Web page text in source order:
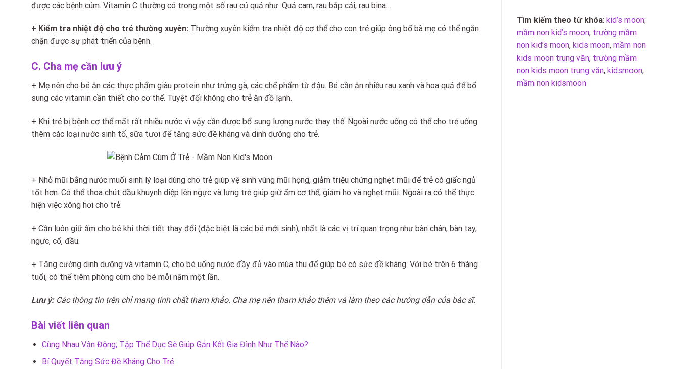
được các bệnh cúm. Vitamin C thường có trong một số rau củ quả như: Quả cam, rau bắp cải, rau bina…
+ Kiểm tra nhiệt độ cho trẻ thường xuyên: Thường xuyên kiểm tra nhiệt độ cơ thể cho con trẻ giúp ông bố bà mẹ có thể ngăn
chặn được sự phát triển của bệnh.
C. Cha mẹ cần lưu ý
+ Mẹ nên cho bé ăn các thực phẩm giàu protein như trứng gà, các chế phẩm từ đậu. Bé cần ăn nhiều rau xanh và hoa quả để bổ
sung các vitamin cần thiết cho cơ thể. Tuyệt đối không cho trẻ ăn đồ lạnh.
+ Khi trẻ bị bệnh cơ thể mất rất nhiều nước vì vậy cần được bổ sung lượng nước thay thế. Ngoài nước uống có thể cho trẻ uống
thêm các loại nước sinh tố, sữa tươi để tăng sức đề kháng và dinh dưỡng cho trẻ.
+ Nhỏ mũi bằng nước muối sinh lý loại dùng cho trẻ giúp vệ sinh vùng mũi họng, giảm triệu chứng nghẹt mũi để trẻ có giấc ngủ
tốt hơn. Có thể thoa chút dầu khuynh diệp lên ngực và lưng trẻ giúp giữ ấm cơ thể, giảm ho và nghẹt mũi. Ngoài ra có thể thực
hiện việc xông hơi cho trẻ.
+ Cần luôn giữ ấm cho bé khi thời tiết thay đổi (đặc biệt là các bé mới sinh), nhất là các vị trí quan trọng như bàn chân, bàn tay,
ngực, cổ, đầu.
+ Tăng cường dinh dưỡng và vitamin C, cho bé uống nước đầy đủ vào mùa thu để giúp bé có sức đề kháng. Với bé trên 6 tháng
tuổi, có thể tiêm phòng cúm cho bé mỗi năm một lần.
Lưu ý:Các thông tin trên chỉ mang tính chất tham khảo. Cha mẹ nên tham khảo thêm và làm theo các hướng dẫn của bác sĩ.
Bài viết liên quan
Cùng Nhau Vận Động, Tập Thể Dục Sẽ Giúp Gắn Kết Gia Đình Như Thế Nào?
Bí Quyết Tăng Sức Đề Kháng Cho Trẻ
Tìm kiếm theo từ khóa: kid’s moon;
mầm non kid’s moon, trường mầm
non kid’s moon, kids moon, mầm non
kids moon trung văn, trường mầm
non kids moon trung văn, kidsmoon,
mầm non kidsmoon